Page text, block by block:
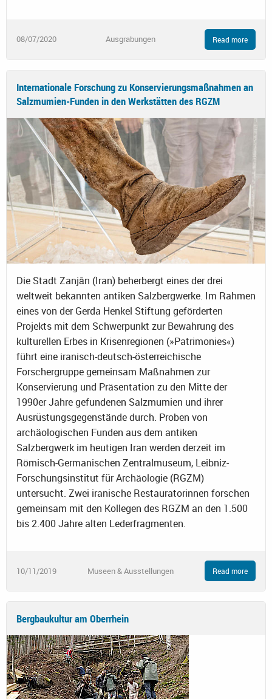
08/07/2020 Ausgrabungen Read more
Internationale Forschung zu Konservierungsmaßnahmen an
Salzmumien-Funden in den Werkstätten des RGZM
Die Stadt Zanjān (Iran) beherbergt eines der drei
weltweit bekannten antiken Salzbergwerke. Im Rahmen
eines von der Gerda Henkel Stiftung geförderten
Projekts mit dem Schwerpunkt zur Bewahrung des
kulturellen Erbes in Krisenregionen (»Patrimonies«)
führt eine iranisch-deutsch-österreichische
Forschergruppe gemeinsam Maßnahmen zur
Konservierung und Präsentation zu den Mitte der
1990er Jahre gefundenen Salzmumien und ihrer
Ausrüstungsgegenstände durch. Proben von
archäologischen Funden aus dem antiken
Salzbergwerk im heutigen Iran werden derzeit im
Römisch-Germanischen Zentralmuseum, Leibniz-
Forschungsinstitut für Archäologie (RGZM)
untersucht. Zwei iranische Restauratorinnen forschen
gemeinsam mit den Kollegen des RGZM an den 1.500
bis 2.400 Jahre alten Lederfragmenten.
10/11/2019 Museen & Ausstellungen Read more
Bergbaukultur am Oberrhein